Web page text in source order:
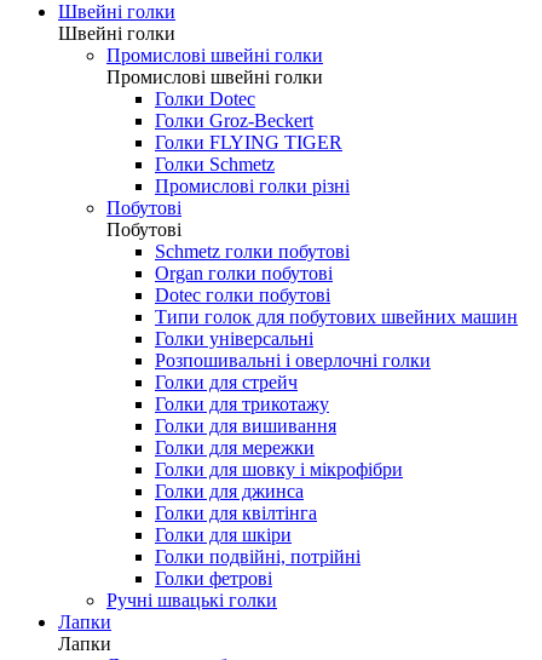
Швейні голки
Швейні голки
Промислові швейні голки
Промислові швейні голки
Голки Dotec
Голки Groz-Beckert
Голки FLYING TIGER
Голки Schmetz
Промислові голки різні
Побутові
Побутові
Schmetz голки побутові
Organ голки побутові
Dotec голки побутові
Типи голок для побутових швейних машин
Голки універсальні
Розпошивальні і оверлочні голки
Голки для стрейч
Голки для трикотажу
Голки для вишивання
Голки для мережки
Голки для шовку і мікрофібри
Голки для джинса
Голки для квілтінга
Голки для шкіри
Голки подвійні, потрійні
Голки фетрові
Ручні швацькі голки
Лапки
Лапки